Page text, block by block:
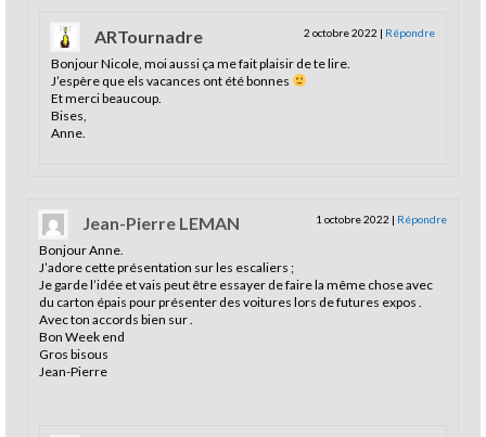
ARTournadre 2 octobre 2022 | Répondre
Bonjour Nicole, moi aussi ça me fait plaisir de te lire.
J’espère que els vacances ont été bonnes
Et merci beaucoup.
Bises,
Anne.
Jean-Pierre LEMAN 1 octobre 2022 | Répondre
Bonjour Anne.
J’adore cette présentation sur les escaliers ;
Je garde l’idée et vais peut être essayer de faire la même chose avec
du carton épais pour présenter des voitures lors de futures expos .
Avec ton accords bien sur .
Bon Week end
Gros bisous
Jean-Pierre